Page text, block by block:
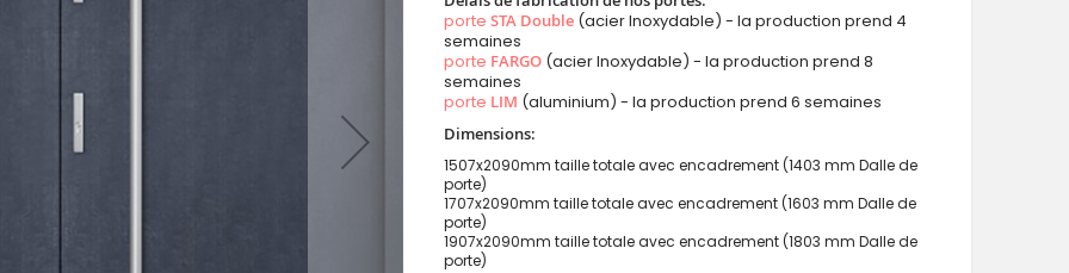
porteSTA Double (acier Inoxydable) - la production prend 4
semaines
porte FARGO (acier Inoxydable) - la production prend 8
semaines
porte LIM (aluminium) - la production prend 6 semaines
Dimensions:
1507x2090mm taille totale avec encadrement (1403 mm Dalle de
porte)
1707x2090mm taille totale avec encadrement (1603 mm Dalle de
porte)
1907x2090mm taille totale avec encadrement (1803 mm Dalle de
porte)